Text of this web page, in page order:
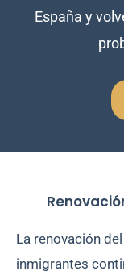
España y
La renovación
inmigrantes